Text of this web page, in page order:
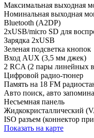
Максимальная выходная
Номинальная выходная
Bluetooth (A2DP)
2xUSB/micro SD для
Зарядка 2xUSB
Зеленая подсветка кнопок
Вход AUX (3,5 мм джек)
2 RCA (2 пары линейных
Цифровой радио-тюнер
Память на 18 FM
Авто поиск, авто
Несъемная панель
Жидкокристаллический
ISO разъем (коннектор
Показать на карте